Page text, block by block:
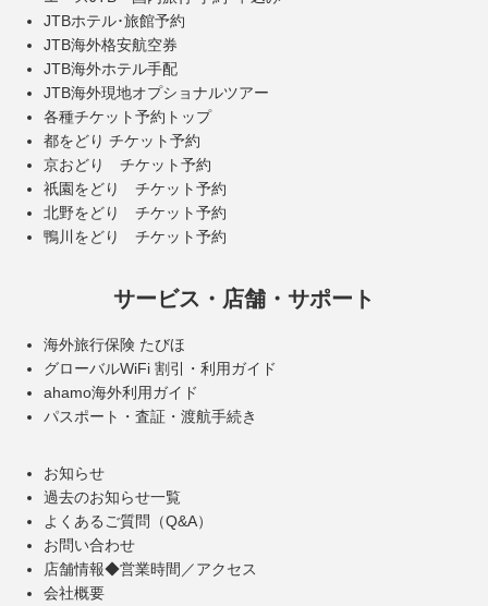
JTBホテル･旅館予約
JTB海外格安航空券
JTB海外ホテル手配
JTB海外現地オプショナルツアー
各種チケット予約トップ
都をどり チケット予約
京おどり チケット予約
祇園をどり チケット予約
北野をどり チケット予約
鴨川をどり チケット予約
サービス・店舗・サポート
海外旅行保険 たびほ
グローバルWiFi 割引・利用ガイド
ahamo海外利用ガイド
パスポート・査証・渡航手続き
お知らせ
過去のお知らせ一覧
よくあるご質問（Q&A）
お問い合わせ
店舗情報◆営業時間／アクセス
会社概要